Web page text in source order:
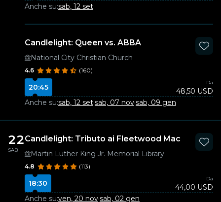
Anche su:sab, 12 set
Candlelight: Queen vs. ABBA
National City Christian Church
4.6 (160)
20:45
Da
48,50 USD
Anche su:sab, 12 set·sab, 07 nov·sab, 09 gen
22
SAB
Candlelight: Tributo ai Fleetwood Mac
Martin Luther King Jr. Memorial Library
4.8 (113)
18:30
Da
44,00 USD
Anche su:ven, 20 nov·sab, 02 gen